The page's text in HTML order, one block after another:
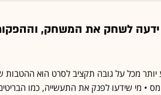
ידעה לשחק את המשחק,
מכל על גובה תקציב לסרט הוא ההטבות
מס • מי שידעו לפנק את התעשייה, כמו